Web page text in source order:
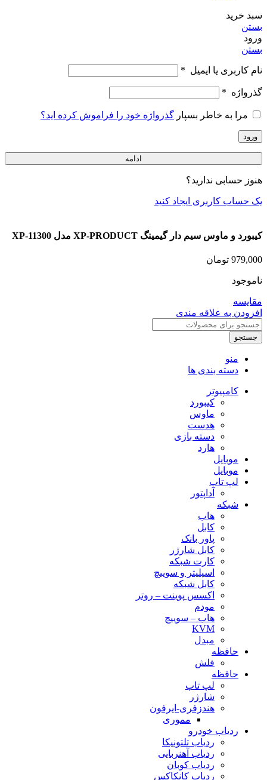
سبد خرید
بستن
ورود
بستن
نام کاربری یا ایمیل *
گذرواژه *
مرا به خاطر بسپار گذرواژه خود را فراموش کرده اید؟
ورود
ادامه
هنوز حسابی ندارید؟
یک حساب کاربری ایجاد کنید
کیبورد و ماوس سیم دار گیمینگ XP-PRODUCT مدل XP-11300
979,000 تومان
ناموجود
مقایسه
افزودن به علاقه مندی
جستجو
منو
دسته بندی ها
کامپیوتر
کیبورد
ماوس
هدست
دسته بازی
هارد
موبایل
موبایل
لپ تاپ
آداپتور
شبکه
هاب
کابل
پاور بانک
کابل شارژر
کارت شبکه
اسپلیتر و سوییچ
کابل شبکه
اکسس پوینت – روتر
مودم
هاب – سوییچ
KVM
مبدل
حافظه
فلش
حافظه
لپ تاپ
شارژر
هندزفری-ایرفون
مموری
ردیاب خودرو
ردیاب تلتونیکا
ردیاب آهنربایی
ردیاب کوبان
ردیاب کانکاکس